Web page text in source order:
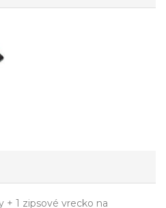
+ 1 zipsové vrecko na